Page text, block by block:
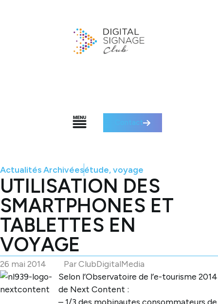
Contact
Actualités Archivéesétude,voyage
UTILISATION DES
SMARTPHONES ET
TABLETTES EN
VOYAGE
26 mai 2014 ParClubDigitalMedia
Selon l’Observatoire de l’e-tourisme 2014
de Next Content :
– 1/3 des mobinautes consommateurs de